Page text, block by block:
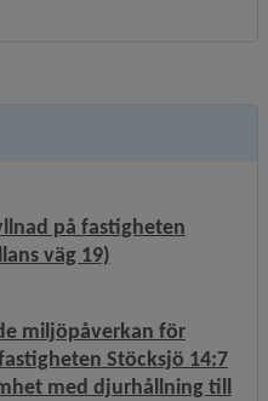
på fastigheten
väg 19)
miljöpåverkan för
Stöcksjö 14:7
med djurhållning till